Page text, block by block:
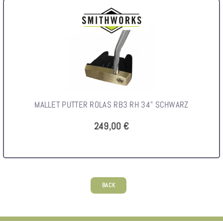
MALLET PUTTER ROLAS RB3 RH 34" SCHWARZ
249,00 €
BACK